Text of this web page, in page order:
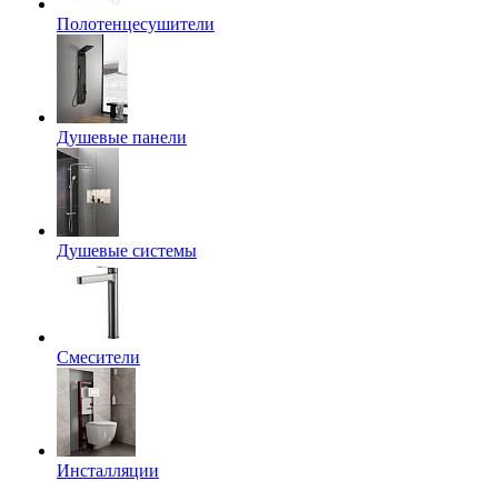
Полотенцесушители
Душевые панели
Душевые системы
Смесители
Инсталляции